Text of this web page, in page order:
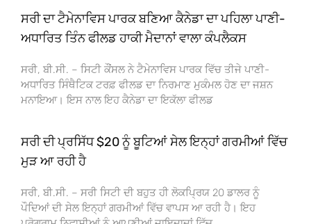
ਸਰੀ ਦਾ ਟੈਮੇਨਾਵਿਸ ਪਾਰਕ ਬਣਿਆ ਕੈਨੇਡਾ ਦਾ ਪਹਿਲਾ ਪਾਣੀ-
ਅਧਾਰਿਤ ਤਿੰਨ ਫੀਲਡ ਹਾਕੀ ਮੈਦਾਨਾਂ ਵਾਲਾ ਕੰਪਲੈਕਸ
ਸਰੀ, ਬੀ.ਸੀ. – ਸਿਟੀ ਕੌਂਸਲ ਨੇ ਟੈਮੇਨਾਵਿਸ ਪਾਰਕ ਵਿੱਚ ਤੀਜੇ ਪਾਣੀ-
ਅਧਾਰਿਤ ਸਿੰਥੈਟਿਕ ਟਰਫ਼ ਫੀਲਡ ਦਾ ਨਿਰਮਾਣ ਮੁਕੰਮਲ ਹੋਣ ਦਾ ਜਸ਼ਨ
ਮਨਾਇਆ। ਇਸ ਨਾਲ ਇਹ ਕੈਨੇਡਾ ਦਾ ਇਕੱਲਾ ਫੀਲਡ
ਸਰੀ ਦੀ ਪ੍ਰਸਿੱਧ $20 ਨੂੰ ਬੂਟਿਆਂ ਸੇਲ ਇਨ੍ਹਾਂ ਗਰਮੀਆਂ ਵਿੱਚ
ਮੁੜ ਆ ਰਹੀ ਹੈ
ਸਰੀ, ਬੀ.ਸੀ. – ਸਰੀ ਸਿਟੀ ਦੀ ਬਹੁਤ ਹੀ ਲੋਕਪ੍ਰਿਯ 20 ਡਾਲਰ ਨੂੰ
ਪੌਦਿਆਂ ਦੀ ਸੇਲ ਇਨ੍ਹਾਂ ਗਰਮੀਆਂ ਵਿੱਚ ਵਾਪਸ ਆ ਰਹੀ ਹੈ। ਇਹ